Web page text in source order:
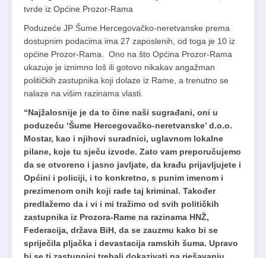
tvrde iz Općine Prozor-Rama
Poduzeće JP Šume Hercegovačko-neretvanske prema
dostupnim podacima ima 27 zaposlenih, od toga je 10 iz
općine Prozor-Rama. Ono na što Općina Prozor-Rama
ukazuje je iznimno loš ili gotovo nikakav angažman
političkih zastupnika koji dolaze iz Rame, a trenutno se
nalaze na višim razinama vlasti.
“Najžalosnije je da to čine naši sugrađani, oni u
poduzeću ‘Šume Hercegovačko-neretvanske’ d.o.o.
Mostar, kao i njihovi suradnici, uglavnom lokalne
pilane, koje tu sječu izvode. Zato vam preporučujemo
da se otvoreno i jasno javljate, da krađu prijavljujete i
Općini i policiji, i to konkretno, s punim imenom i
prezimenom onih koji rade taj kriminal. Također
predlažemo da i vi i mi tražimo od svih političkih
zastupnika iz Prozora-Rame na razinama HNŽ,
Federacija, država BiH, da se zauzmu kako bi se
spriječila pljačka i devastacija ramskih šuma. Upravo